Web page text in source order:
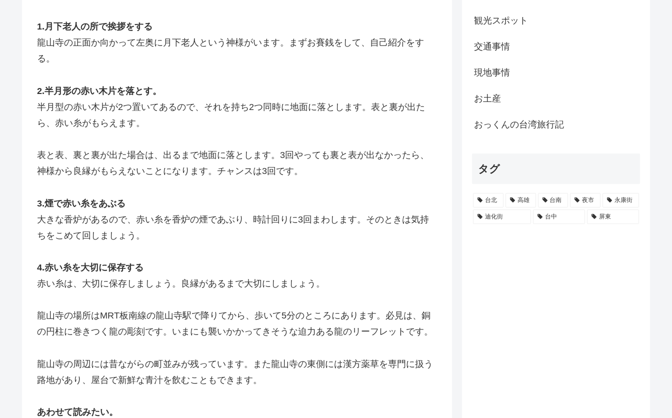
1.月下老人の所で挨拶をする
龍山寺の正面か向かって左奥に月下老人という神様がいます。まずお賽銭をして、自己紹介をす
る。
2.半月形の赤い木片を落とす。
半月型の赤い木片が2つ置いてあるので、それを持ち2つ同時に地面に落とします。表と裏が出た
ら、赤い糸がもらえます。
表と表、裏と裏が出た場合は、出るまで地面に落とします。3回やっても裏と表が出なかったら、
神様から良縁がもらえないことになります。チャンスは3回です。
3.煙で赤い糸をあぶる
大きな香炉があるので、赤い糸を香炉の煙であぶり、時計回りに3回まわします。そのときは気持
ちをこめて回しましょう。
4.赤い糸を大切に保存する
赤い糸は、大切に保存しましょう。良縁があるまで大切にしましょう。
龍山寺の場所はMRT板南線の龍山寺駅で降りてから、歩いて5分のところにあります。必見は、銅
の円柱に巻きつく龍の彫刻です。いまにも襲いかかってきそうな迫力ある龍のリーフレットです。
龍山寺の周辺には昔ながらの町並みが残っています。また龍山寺の東側には漢方薬草を専門に扱う
路地があり、屋台で新鮮な青汁を飲むこともできます。
あわせて読みたい。
観光スポット
交通事情
現地事情
お土産
おっくんの台湾旅行記
タグ
台北 高雄 台南 夜市 永康街
迪化街 台中 屏東